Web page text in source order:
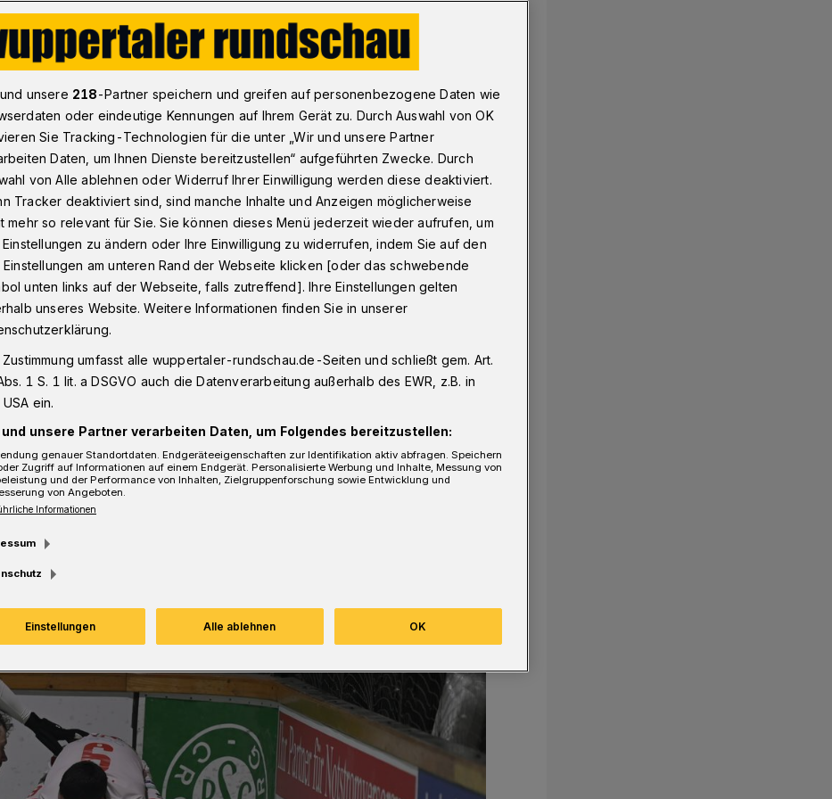
Wuppertaler Sport-Ergebnisse vom 2. bis 4. Februar 2024​
vom 2. bis 4.
Sie aktuell, wie die Sportclubs aus
haben.
unsere 218-Partner speichern und greifen auf personenbezogene Daten wie
oder eindeutige Kennungen auf Ihrem Gerät zu. Durch Auswahl von OK
Sie Tracking-Technologien für die unter „Wir und unsere Partner
Daten, um Ihnen Dienste bereitzustellen“ aufgeführten Zwecke. Durch
von Alle ablehnen oder Widerruf Ihrer Einwilligung werden diese deaktiviert.
Tracker deaktiviert sind, sind manche Inhalte und Anzeigen möglicherweise
mehr so relevant für Sie. Sie können dieses Menü jederzeit wieder aufrufen, um
Einstellungen zu ändern oder Ihre Einwilligung zu widerrufen, indem Sie auf den
Einstellungen am unteren Rand der Webseite klicken [oder das schwebende
unten links auf der Webseite, falls zutreffend]. Ihre Einstellungen gelten
unseres Website. Weitere Informationen finden Sie in unserer
Zustimmung umfasst alle wuppertaler-rundschau.de-Seiten und schließt gem. Art.
1 S. 1 lit. a DSGVO auch die Datenverarbeitung außerhalb des EWR, z.B. in
ein.
unsere Partner verarbeiten Daten, um Folgendes bereitzustellen:
genauer Standortdaten. Endgeräteeigenschaften zur Identifikation aktiv abfragen. Speichern
Zugriff auf Informationen auf einem Endgerät. Personalisierte Werbung und Inhalte, Messung von
und der Performance von Inhalten, Zielgruppenforschung sowie Entwicklung und
von Angeboten.
Informationen
Einstellungen Alle ablehnen OK